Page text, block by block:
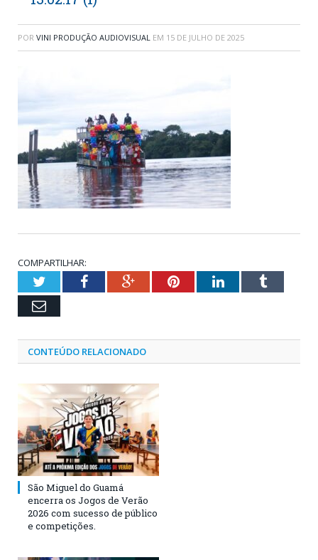
POR VINI PRODUÇÃO AUDIOVISUAL EM 15 DE JULHO DE 2025
COMPARTILHAR:
TwitterFacebookGoogle+PinterestLinkedInTumblr
Email
CONTEÚDO RELACIONADO
São Miguel do Guamá
encerra os Jogos de Verão
2026 com sucesso de público
e competições.